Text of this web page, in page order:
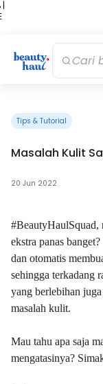
|
Tips & Tutorial
Masalah Kulit
20 Jun 2022
#BeautyHaulSquad,
ekstra panas
dan otomatis
sehingga terkadang
yang berlebihan
masalah kulit.
Mau tahu apa saja
mengatasinya?